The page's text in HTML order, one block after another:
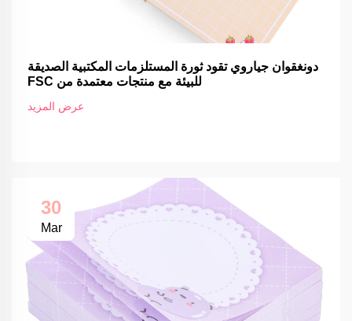
دونغقوان جياروي تقود ثورة المستلزمات المكتبية الصديقة
للبيئة مع منتجات معتمدة من FSC
عرض المزيد
30
Mar